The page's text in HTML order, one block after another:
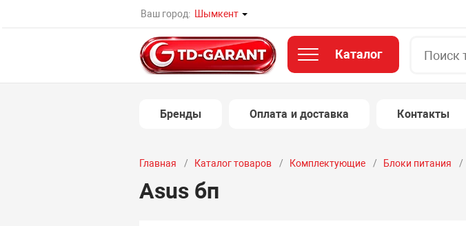
Ваш город: Шымкент
Каталог
Бренды Оплата и доставка Контакты
Главная Каталог товаров Комплектующие Блоки питания
Asus бп